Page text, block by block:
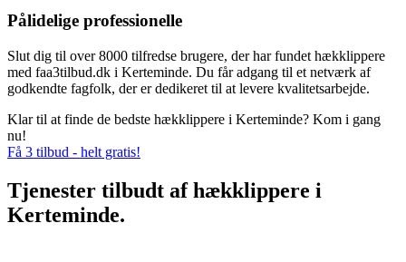
Pålidelige professionelle
Slut dig til over 8000 tilfredse brugere, der har fundet hækklippere
med faa3tilbud.dk i Kerteminde. Du får adgang til et netværk af
godkendte fagfolk, der er dedikeret til at levere kvalitetsarbejde.
Klar til at finde de bedste hækklippere i Kerteminde? Kom i gang
nu!
Få 3 tilbud - helt gratis!
Tjenester tilbudt af hækklippere i
Kerteminde.